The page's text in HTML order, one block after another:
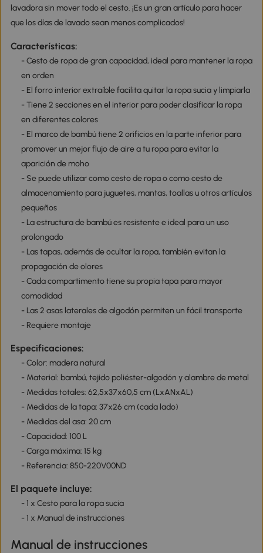
lavadora sin mover todo el cesto. ¡Es un gran artículo para hacer
que los días de lavado sean menos complicados!
Características:
- Cesto de ropa de gran capacidad, ideal para mantener la ropa
en orden
- El forro interior extraíble facilita quitar la ropa sucia y limpiarla
- Tiene 2 secciones en el interior para poder clasificar la ropa
en diferentes colores
- El marco de bambú tiene 2 orificios en la parte inferior para
promover un mejor flujo de aire a tu ropa para evitar la
aparición de moho
- Se puede utilizar como cesto de ropa o como cesto de
almacenamiento para juguetes, mantas, toallas u otros artículos
pequeños
- La estructura de bambú es resistente e ideal para un uso
prolongado
- Las tapas, además de ocultar la ropa, también evitan la
propagación de olores
- Cada compartimento tiene su propia tapa para mayor
comodidad
- Las 2 asas laterales de algodón permiten un fácil transporte
- Requiere montaje
Especificaciones:
- Color: madera natural
- Material: bambú, tejido poliéster-algodón y alambre de metal
- Medidas totales: 62,5x37x60,5 cm (LxANxAL)
- Medidas de la tapa: 37x26 cm (cada lado)
- Medidas del asa: 20 cm
- Capacidad: 100 L
- Carga máxima: 15 kg
- Referencia: 850-220V00ND
El paquete incluye:
- 1 x Cesto para la ropa sucia
- 1 x Manual de instrucciones
Manual de instrucciones